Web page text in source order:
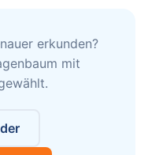
erkunden?
mit